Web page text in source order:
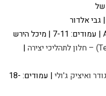
| עמודים: 7-11 | מיכל הירש
|
| עמודים: 18-